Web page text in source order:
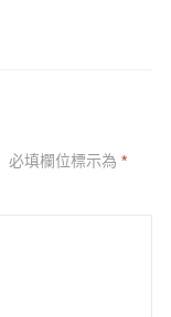
必填欄位標示為 *